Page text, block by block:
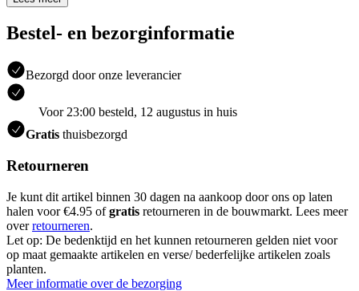
Bestel- en bezorginformatie
Bezorgd door onze leverancier
Voor 23:00 besteld, 12 augustus in huis
Gratis thuisbezorgd
Retourneren
Je kunt dit artikel binnen 30 dagen na aankoop door ons op laten
halen voor €4.95 ofgratis retourneren in de bouwmarkt. Lees meer
overretourneren.
Let op: De bedenktijd en het kunnen retourneren gelden niet voor
op maat gemaakte artikelen en verse/ bederfelijke artikelen zoals
planten.
Meer informatie over de bezorging